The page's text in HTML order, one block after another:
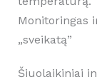
Monitoringas
„sveikatą”
Šiuolaikiniai